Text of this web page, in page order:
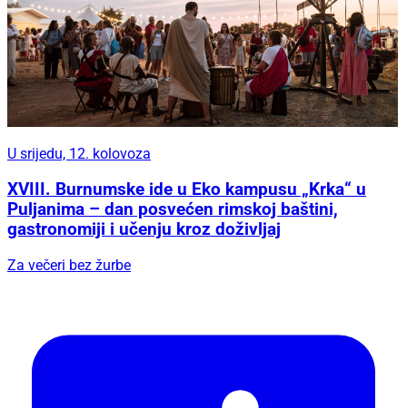
U srijedu, 12. kolovoza
XVIII. Burnumske ide u Eko kampusu „Krka“ u
Puljanima – dan posvećen rimskoj baštini,
gastronomiji i učenju kroz doživljaj
Za večeri bez žurbe